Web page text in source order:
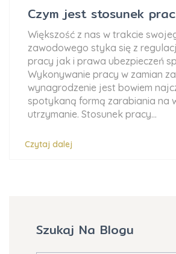
Czym jest stosunek
Większość z nas w trakcie
zawodowego styka się z
pracy jak i prawa ubezpieczeń
Wykonywanie pracy w zamian za
wynagrodzenie jest bowiem
spotykaną formą zarabiania na
utrzymanie. Stosunek pracy...
Czytaj dalej
Szukaj Na Blogu